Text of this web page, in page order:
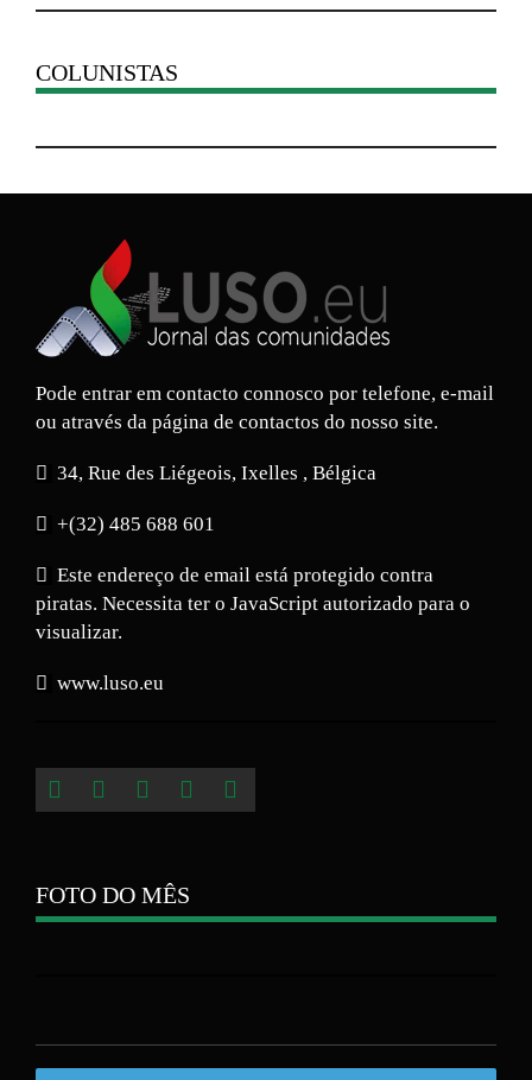
COLUNISTAS
Pode entrar em contacto connosco por telefone, e-mail
ou através da página de contactos do nosso site.
34, Rue des Liégeois, Ixelles , Bélgica
+(32) 485 688 601
Este endereço de email está protegido contra
piratas. Necessita ter o JavaScript autorizado para o
visualizar.
www.luso.eu
FOTO DO MÊS